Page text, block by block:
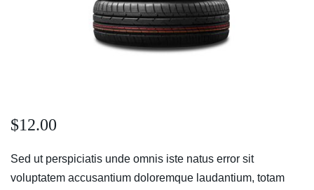
$12.00
Sed ut perspiciatis unde omnis iste natus error sit
voluptatem accusantium doloremque laudantium, totam